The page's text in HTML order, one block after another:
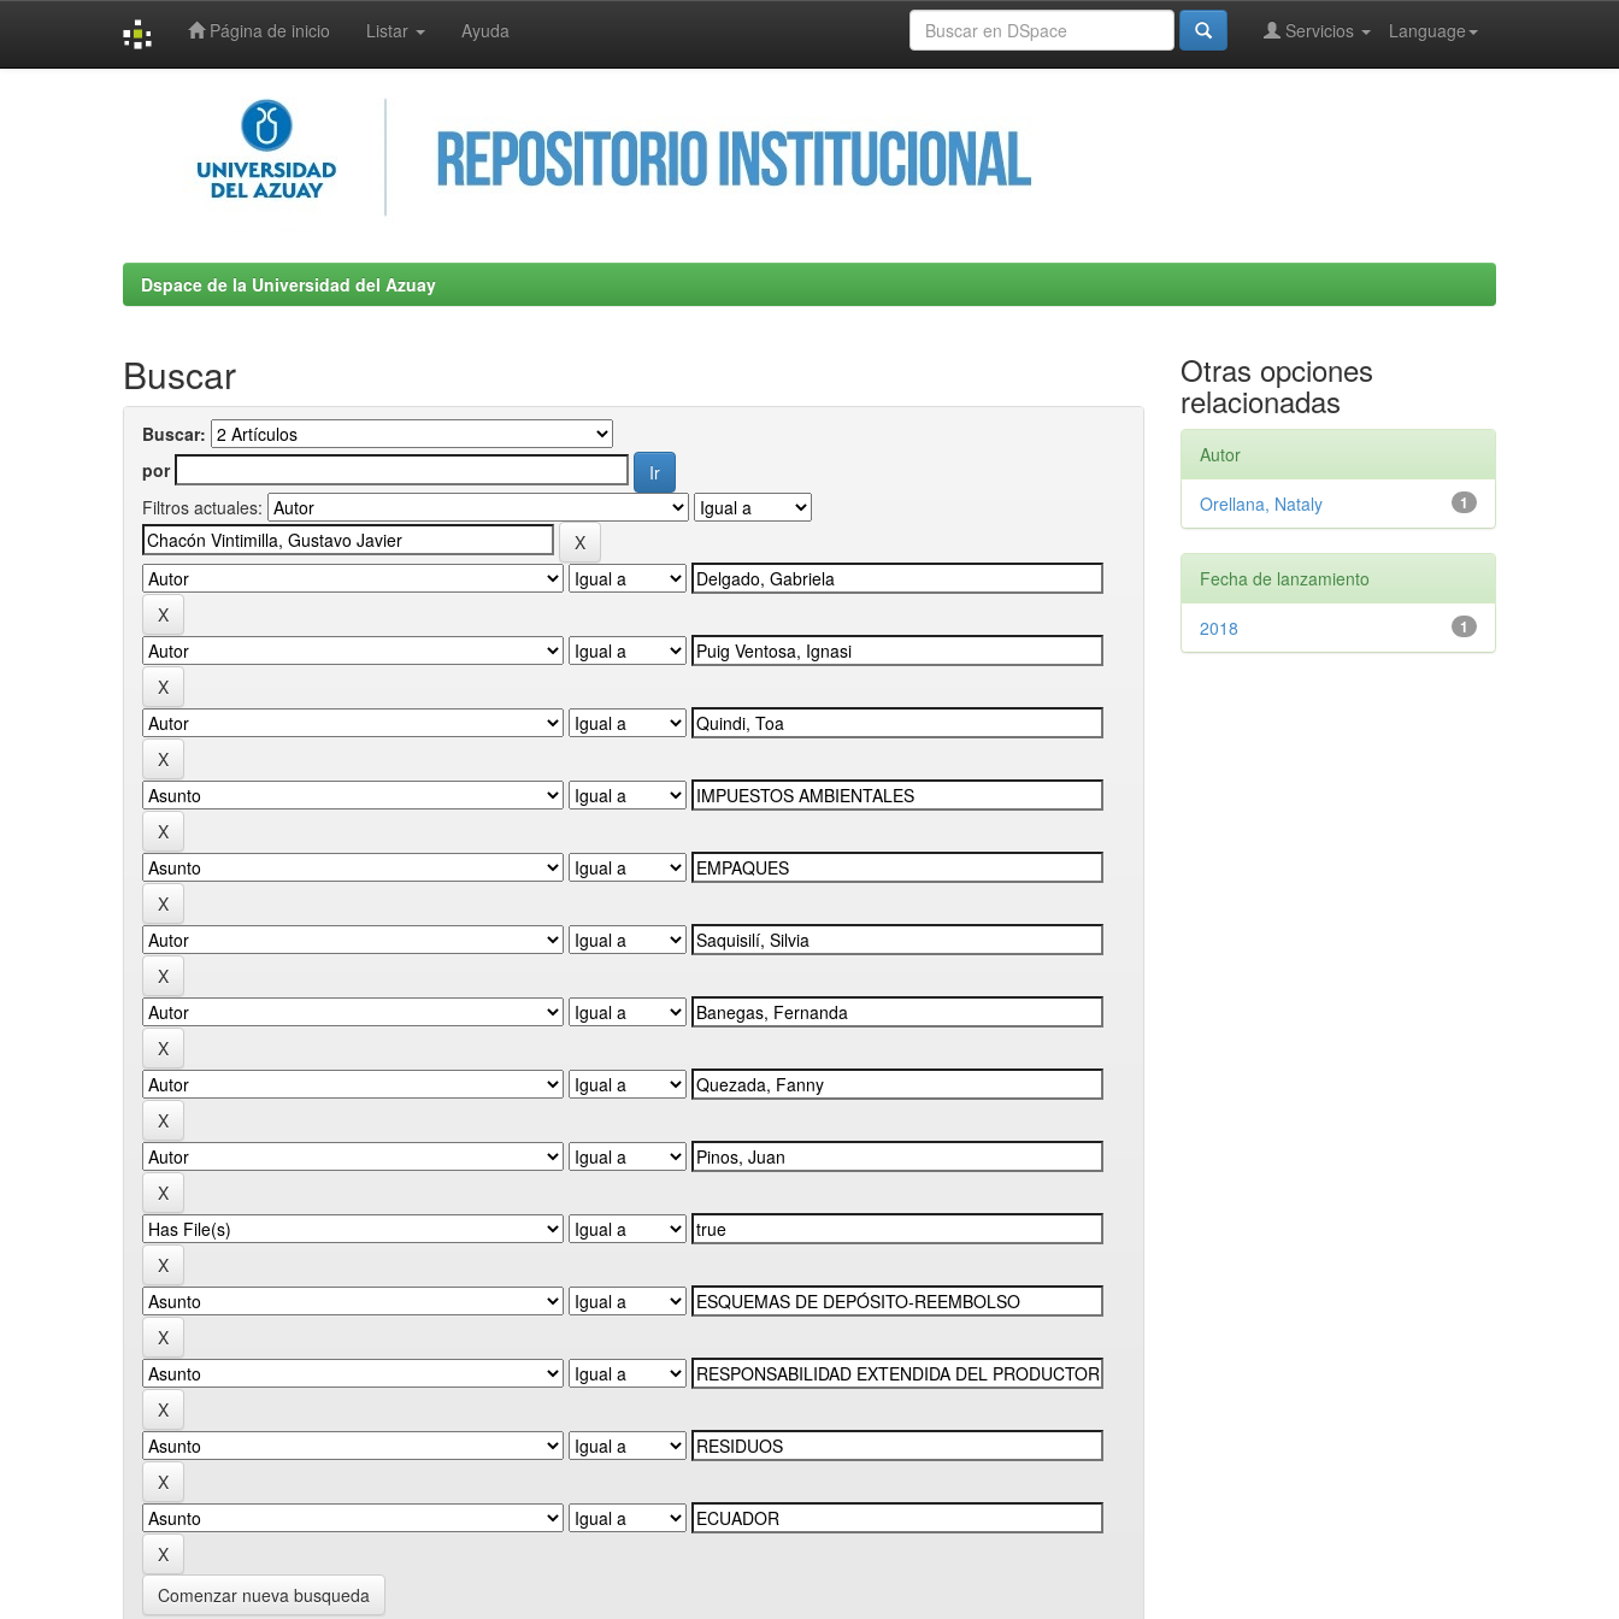
Página de inicio Listar Ayuda Language
Servicios
Dspace de la Universidad del Azuay
Buscar
Buscar:
por
Filtros actuales:
Comenzar nueva busqueda
Otras opciones
relacionadas
Autor
1
Orellana, Nataly
Fecha de lanzamiento
1
2018